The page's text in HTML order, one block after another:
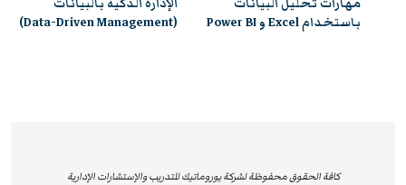
باستخدام Excel و Power BI
(Data-Driven Management)
كافة الحقوق محفوظة لشركة يوروماتيك للتدريب والإستشارات الإدارية